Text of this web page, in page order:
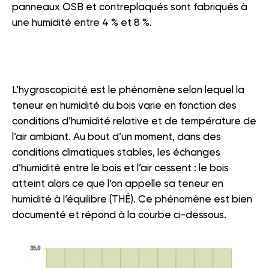
panneaux OSB et contreplaqués sont fabriqués à
une humidité entre 4 % et 8 %.
L’hygroscopicité est le phénomène selon lequel la
teneur en humidité du bois varie en fonction des
conditions d’humidité relative et de température de
l’air ambiant. Au bout d’un moment, dans des
conditions climatiques stables, les échanges
d’humidité entre le bois et l’air cessent : le bois
atteint alors ce que l’on appelle sa teneur en
humidité à l’équilibre (THÉ). Ce phénomène est bien
documenté et répond à la courbe ci-dessous.